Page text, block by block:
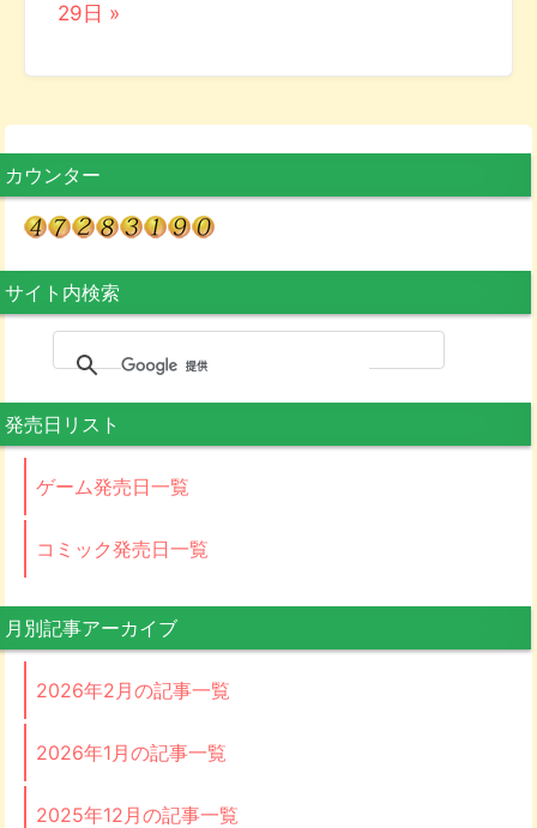
29日 »
カウンター
サイト内検索
発売日リスト
ゲーム発売日一覧
コミック発売日一覧
月別記事アーカイブ
2026年2月の記事一覧
2026年1月の記事一覧
2025年12月の記事一覧